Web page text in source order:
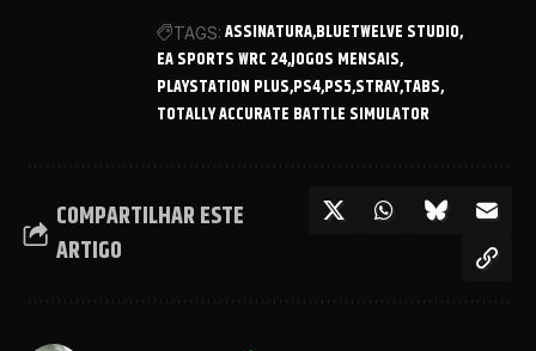
TAGS: ASSINATURABLUETWELVE STUDIO
EA SPORTS WRC 24JOGOS MENSAIS
PLAYSTATION PLUS PS4PS5 STRAYTABS
TOTALLY ACCURATE BATTLE SIMULATOR
COMPARTILHAR ESTE
ARTIGO